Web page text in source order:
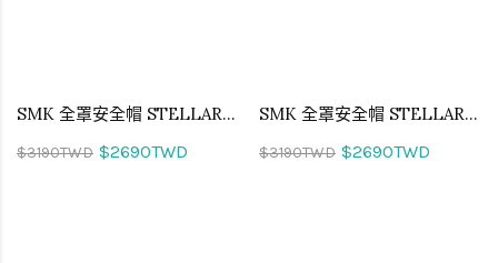
SMK 全罩安全帽 STELLAR MONSTER 小怪物 GL231
$3190TWD $2690TWD
SMK 全罩安全帽 STELLAR MONSTER 小怪物 GL531
$3190TWD $2690TWD